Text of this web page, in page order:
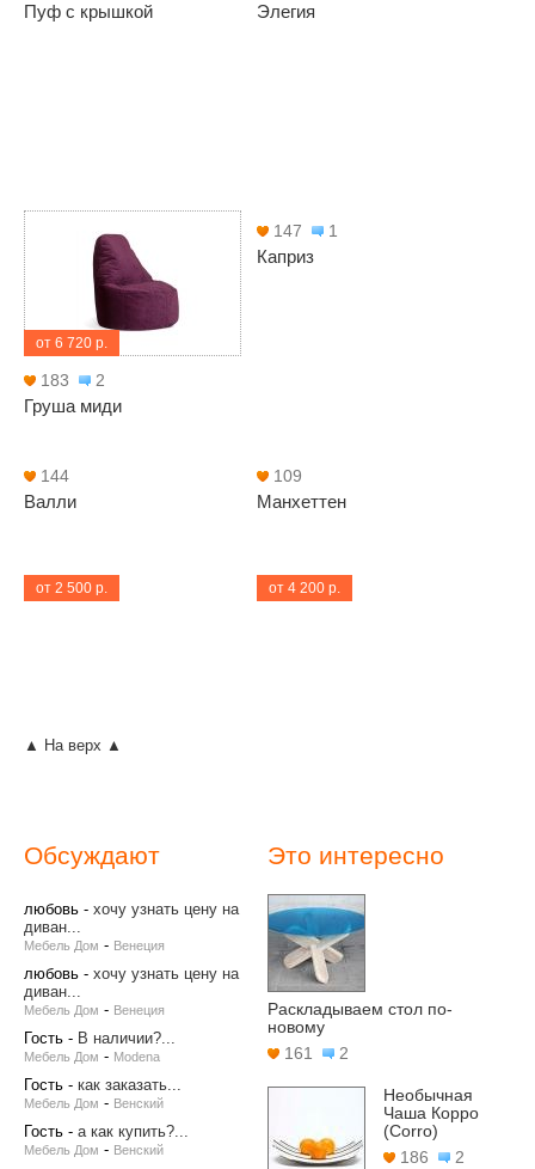
Пуф с крышкой Элегия
от 6 720 р.
183 2
Груша миди
147 1
Каприз
от 2 500 р.
144
Валли
от 4 200 р.
109
Манхеттен
▲ На верх ▲
Обсуждают
любовь - хочу узнать цену на
диван...
Мебель Дом - Венеция
любовь - хочу узнать цену на
диван...
Мебель Дом - Венеция
Гость - В наличии?...
Мебель Дом - Modena
Гость - как заказать...
Мебель Дом - Венский
Гость - а как купить?...
Мебель Дом - Венский
Это интересно
Раскладываем стол по-
новому
161
2
Необычная
Чаша Корро
(Corro)
186
2